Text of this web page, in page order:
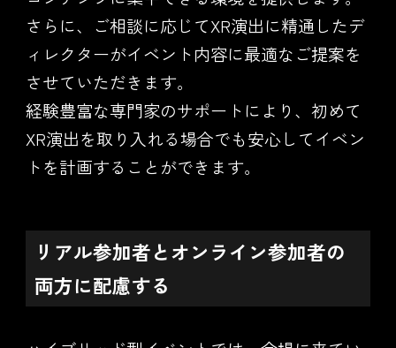
さらに、ご相談に応じてXR演出に精通したデ
ィレクターがイベント内容に最適なご提案を
させていただきます。
経験豊富な専門家のサポートにより、初めて
XR演出を取り入れる場合でも安心してイベン
トを計画することができます。
リアル参加者とオンライン参加者の
両方に配慮する